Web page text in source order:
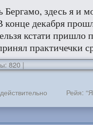
здесь я и
конце декабря
кстати пришло
практичечки
820|
Рейя: